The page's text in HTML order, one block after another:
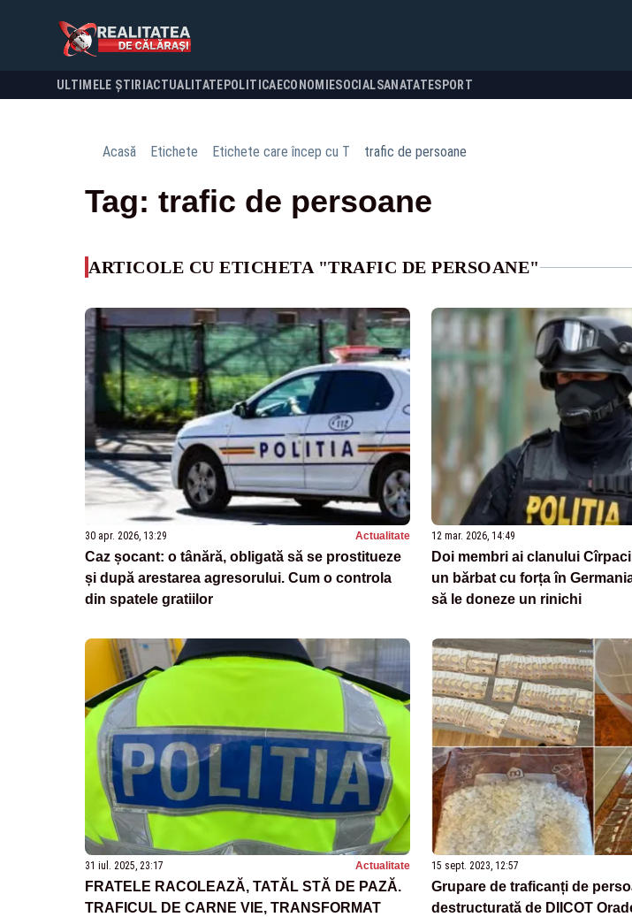
ULTIMELE ȘTIRI ACTUALITATE POLITICA ECONOMIESOCIALSANATATESPORT
Acasă Etichete Etichete care încep cu T trafic de persoane
Tag: trafic de persoane
ARTICOLE CU ETICHETA "TRAFIC DE PERSOANE"
30 apr. 2026, 13:29 Actualitate
Caz șocant: o tânără, obligată să se prostitueze
și după arestarea agresorului. Cum o controla
din spatele gratiilor
12 mar. 2026, 14:49
Doi membri ai clanului
un bărbat cu forța în
să le doneze un rinichi
31 iul. 2025, 23:17 Actualitate
FRATELE RACOLEAZĂ, TATĂL STĂ DE PAZĂ.
TRAFICUL DE CARNE VIE, TRANSFORMAT
15 sept. 2023, 12:57
Grupare de traficanți de
destructurată de DIICOT